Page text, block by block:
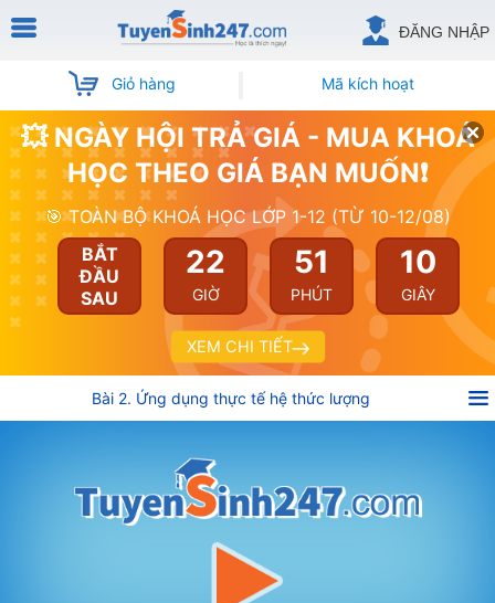
ĐĂNG NHẬP
Giỏ hàng Mã kích hoạt
💥 NGÀY HỘI TRẢ GIÁ - MUA KHOÁ
HỌC THEO GIÁ BẠN MUỐN❗
🎯 TOÀN BỘ KHOÁ HỌC LỚP 1-12 (TỪ 10-12/08)
BẮT
ĐẦU
SAU
22
GIỜ
51
PHÚT
10
GIÂY
XEM CHI TIẾT
Bài 2. Ứng dụng thực tế hệ thức lượng